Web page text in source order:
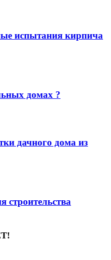
испытания кирпича
домах ?
дачного дома из
строительства